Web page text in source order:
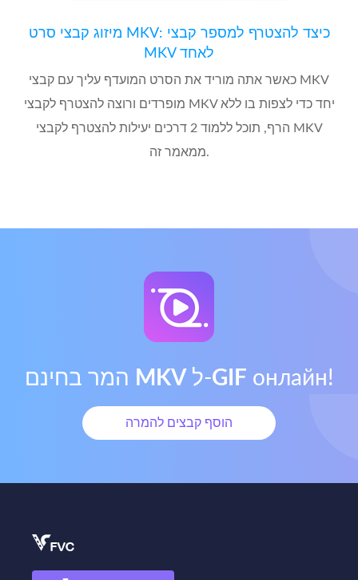
מיזוג קבצי סרט MKV: כיצד להצטרף למספר קבצי
MKV לאחד
כאשר אתה מוריד את הסרט המועדף עליך עם קבצי MKV
מופרדים ורוצה להצטרף לקבצי MKV יחד כדי לצפות בו ללא
הרף, תוכל ללמוד 2 דרכים יעילות להצטרף לקבצי MKV
ממאמר זה.
MKV ל‑GIF онлайн!
הוסף קבצים להמרה